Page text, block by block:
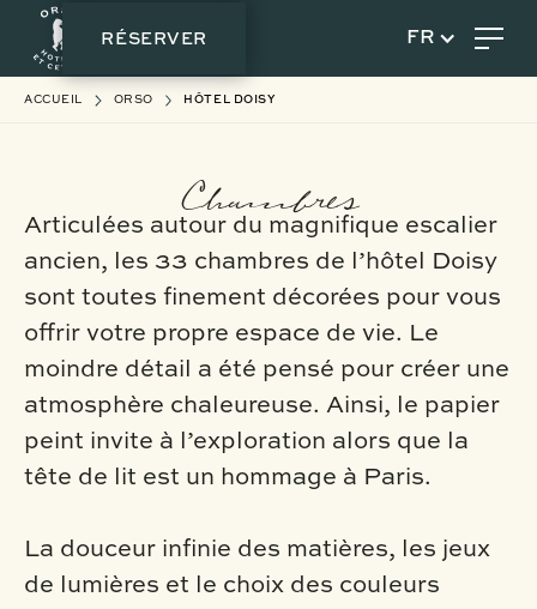
FR
RÉSERVER
ACCUEIL ORSO HÔTEL DOISY
Chambres
Articulées autour du magnifique escalier
ancien, les 33 chambres de l’hôtel Doisy
sont toutes finement décorées pour vous
offrir votre propre espace de vie. Le
moindre détail a été pensé pour créer une
atmosphère chaleureuse. Ainsi, le papier
peint invite à l’exploration alors que la
tête de lit est un hommage à Paris.
La douceur infinie des matières, les jeux
de lumières et le choix des couleurs